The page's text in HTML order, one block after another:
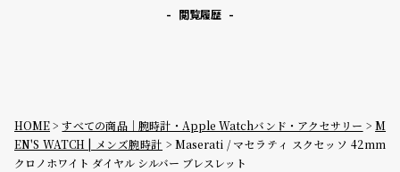
閲覧履歴
HOME すべての商品｜腕時計・Apple Watchバンド・アクセサリー
M
EN'S WATCH | メンズ腕時計
Maserati / マセラティ スクセッソ 42mm
クロノホワイト ダイヤル シルバー ブレスレット